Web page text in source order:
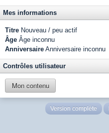
Mes informations
Titre Nouveau / peu actif
Âge Âge inconnu
Anniversaire Anniversaire inconnu
Contrôles utilisateur
Mon contenu
Version complète